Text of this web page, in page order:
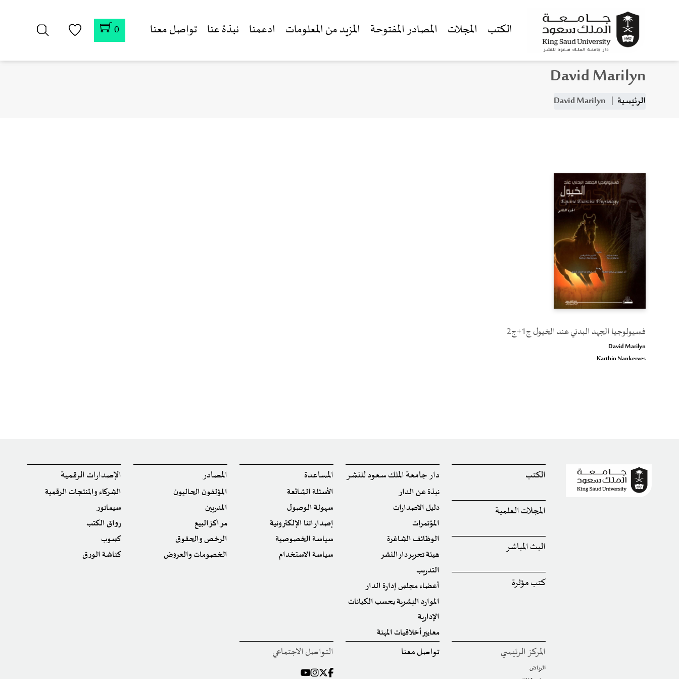
تجاوز إلى المحتوى الرئيسي
الكتب المجلات المصادر المفتوحة المزيد من المعلومات ادعمنا نبذة عنا تواصل معنا 0
David Marilyn
مسار التنقل
الرئيسية
فسيولوجيا الجهد البدني عند الخيول ج1+ج2
David Marilyn
Karthin Nankerves
الكتب
المجلات العلمية
البث المباشر
كتب مؤثرة
دار جامعة الملك سعود للنشر
نبذة عن الدار
دليل الاصدارات
المؤتمرات
الوظائف الشاغرة
هيئة تحرير دار النشر
التدريب
أعضاء مجلس إدارة الدار
الموارد البشرية بحسب الكيانات
الإدارية
معايير أخلاقيات المهنة
المساعدة
الأسئلة الشائعة
سهولة الوصول
إصداراتنا الإلكترونية
سياسة الخصوصية
سياسة الاستخدام
المصادر
المؤلفون الحاليون
المدربين
مراكز البيع
الرخص والحقوق
الخصومات والعروض
الإصدارات الرقمية
الشركاء والمنتجات الرقمية
سيمانور
رواق الكتب
كسوب
كناشة الورق
المركز الرئيسي
الرياض
تواصل معنا التواصل الاجتماعي